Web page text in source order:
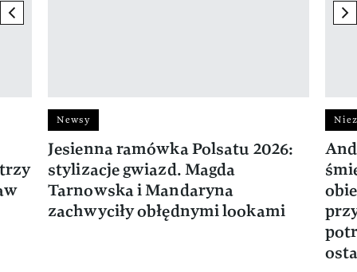
previous element
Newsy
Jesienna ramówka Polsatu 2026:
stylizacje gwiazd. Magda
Tarnowska i Mandaryna
zachwyciły obłędnymi lookami